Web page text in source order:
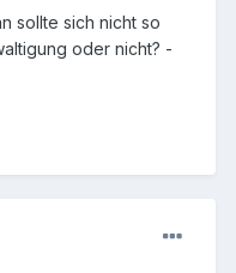
sollte sich nicht so
oder nicht? -